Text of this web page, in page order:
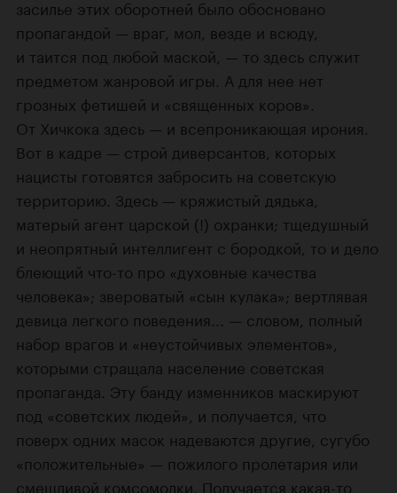
засилье этих оборотней было обосновано
пропагандой — враг, мол, везде и всюду,
и таится под любой маской, — то здесь служит
предметом жанровой игры. А для нее нет
грозных фетишей и «священных коров».
От Хичкока здесь — и всепроникающая ирония.
Вот в кадре — строй диверсантов, которых
нацисты готовятся забросить на советскую
территорию. Здесь — кряжистый дядька,
матерый агент царской (!) охранки; тщедушный
и неопрятный интеллигент с бородкой, то и дело
блеющий что-то про «духовные качества
человека»; звероватый «сын кулака»; вертлявая
девица легкого поведения... — словом, полный
набор врагов и «неустойчивых элементов»,
которыми стращала население советская
пропаганда. Эту банду изменников маскируют
под «советских людей», и получается, что
поверх одних масок надеваются другие, сугубо
«положительные» — пожилого пролетария или
смешливой комсомолки. Получается какая-то